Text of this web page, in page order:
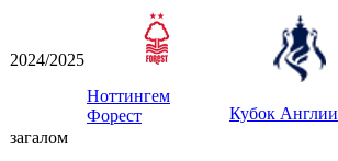
2024/2025
Ноттингем
Форест
Кубок Англии
загалом